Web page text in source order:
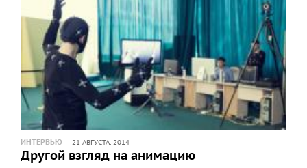
ИНТЕРВЬЮ 21 АВГУСТА, 2014
Другой взгляд на анимацию